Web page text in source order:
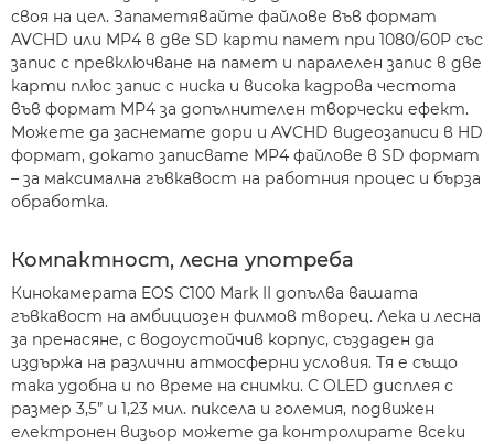
своя на цел. Запаметявайте файлове във формат
AVCHD или MP4 в две SD карти памет при 1080/60P със
запис с превключване на памет и паралелен запис в две
карти плюс запис с ниска и висока кадрова честота
във формат MP4 за допълнителен творчески ефект.
Можете да заснемате дори и AVCHD видеозаписи в HD
формат, докато записвате MP4 файлове в SD формат
– за максимална гъвкавост на работния процес и бърза
обработка.
Компактност, лесна употреба
Кинокамерата EOS C100 Mark II допълва вашата
гъвкавост на амбициозен филмов творец. Лека и лесна
за пренасяне, с водоустойчив корпус, създаден да
издържа на различни атмосферни условия. Тя е също
така удобна и по време на снимки. С OLED дисплея с
размер 3,5” и 1,23 мил. пиксела и големия, подвижен
електронен визьор можете да контролирате всеки